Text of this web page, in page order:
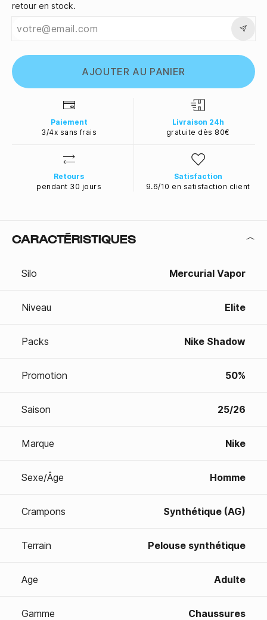
retour en stock.
AJOUTER AU PANIER
Paiement
3/4x sans frais
Livraison 24h
gratuite dès 80€
Retours
pendant 30 jours
Satisfaction
9.6/10 en satisfaction client
CARACTÉRISTIQUES
Silo Mercurial Vapor
Niveau Elite
Packs Nike Shadow
Promotion 50%
Saison 25/26
Marque Nike
Sexe/Âge Homme
Crampons Synthétique (AG)
Terrain Pelouse synthétique
Age Adulte
Gamme Chaussures